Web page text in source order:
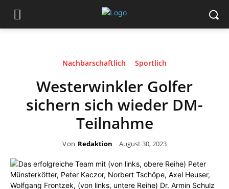
Nachbarschaftlich Sportlich
Westerwinkler Golfer
sichern sich wieder DM-
Teilnahme
Von Redaktion August 30, 2023